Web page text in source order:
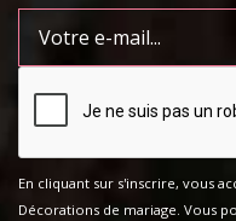
En cliquant sur s'inscrire, vous
Décorations de mariage. Vous